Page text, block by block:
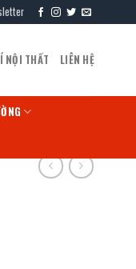
NỘI THẤT LIÊN HỆ